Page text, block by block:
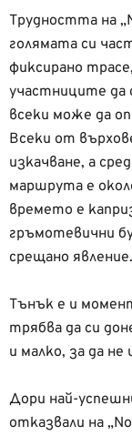
Трудността на
голямата си
фиксирано
участниците да
всеки може да
Всеки от
изкачване, а
маршрута е
времето е
гръмотевични
срещано явление.
Тънък е и
трябва да си
и малко, за да
Дори най-
отказвали на